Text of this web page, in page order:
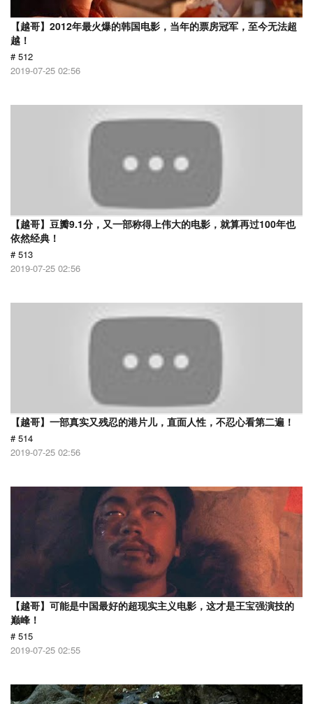
【越哥】2012年最火爆的韩国电影，当年的票房冠军，至今无法超
越！
# 512
2019-07-25 02:56
【越哥】豆瓣9.1分，又一部称得上伟大的电影，就算再过100年也
依然经典！
# 513
2019-07-25 02:56
【越哥】一部真实又残忍的港片儿，直面人性，不忍心看第二遍！
# 514
2019-07-25 02:56
【越哥】可能是中国最好的超现实主义电影，这才是王宝强演技的
巅峰！
# 515
2019-07-25 02:55